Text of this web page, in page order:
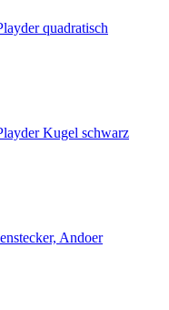
quadratisch
Kugel schwarz
Andoer